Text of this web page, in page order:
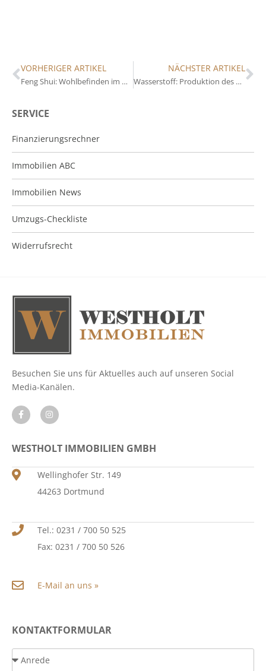
SERVICE
Finanzierungsrechner
Immobilien ABC
Immobilien News
Umzugs-Checkliste
Widerrufsrecht
VORHERIGER ARTIKEL
Feng Shui: Wohlbefinden im Wohnraum
NÄCHSTER ARTIKEL
Wasserstoff: Produktion des Energieträgers bald zu Hause möglich?
Besuchen Sie uns für Aktuelles auch auf unseren Social
Media-Kanälen.
WESTHOLT IMMOBILIEN GMBH
Wellinghofer Str. 149
44263 Dortmund
Tel.: 0231 / 700 50 525
Fax: 0231 / 700 50 526
E-Mail an uns »
KONTAKTFORMULAR